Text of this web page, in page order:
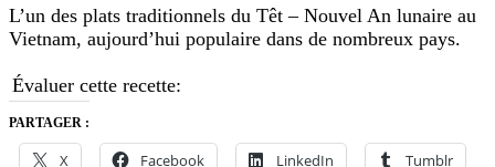
au
caramel
aux
THIT
L’un des plats traditionnels du Têt – Nouvel An lunaire au
Vietnam, aujourd’hui populaire dans de nombreux pays.
Évaluer cette recette:
PARTAGER :
X Facebook LinkedIn Tumblr